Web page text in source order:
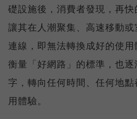
礎設施後，消費者發現，再
讓其在人潮聚集、高速移動
連線，即無法轉換成好的使用
衡量「好網路」的標準，也
字，轉向任何時間、任何地
用體驗。